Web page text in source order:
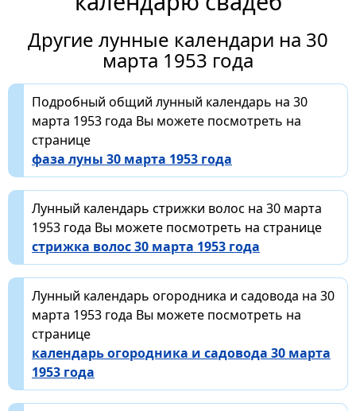
Другие лунные календари на 30
марта 1953 года
Подробный общий лунный календарь на 30
марта 1953 года Вы можете посмотреть на
странице
фаза луны 30 марта 1953 года
Лунный календарь стрижки волос на 30 марта
1953 года Вы можете посмотреть на странице
стрижка волос 30 марта 1953 года
Лунный календарь огородника и садовода на 30
марта 1953 года Вы можете посмотреть на
странице
календарь огородника и садовода 30 марта
1953 года